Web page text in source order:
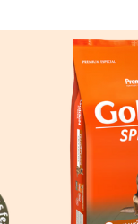
você
vantagens